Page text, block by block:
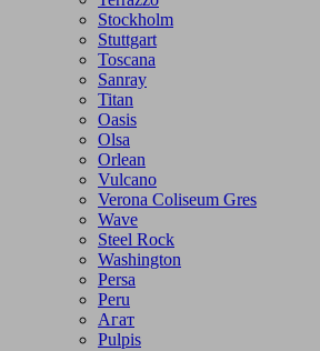
Stockholm
Stuttgart
Toscana
Sanray
Titan
Oasis
Olsa
Orlean
Vulcano
Verona Coliseum Gres
Wave
Steel Rock
Washington
Persa
Peru
Агат
Pulpis